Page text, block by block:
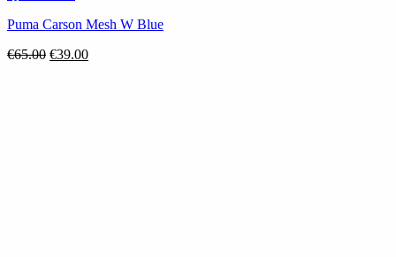
Puma Carson Mesh W Blue
€65.00 Original
€39.00Η